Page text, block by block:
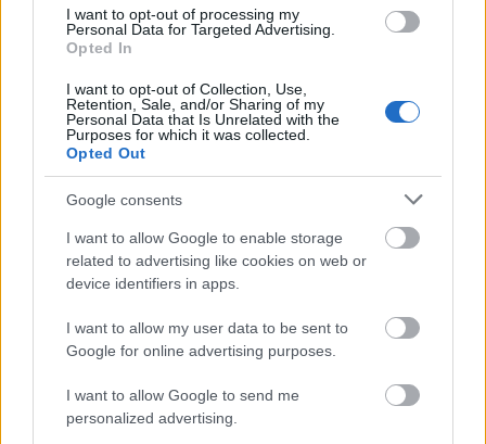
I want to opt-out of processing my
Personal Data for Targeted Advertising.
Opted In
I want to opt-out of Collection, Use,
Retention, Sale, and/or Sharing of my
Personal Data that Is Unrelated with the
Purposes for which it was collected.
Opted Out
Google consents
I want to allow Google to enable storage
related to advertising like cookies on web or
device identifiers in apps.
I want to allow my user data to be sent to
Google for online advertising purposes.
I want to allow Google to send me
personalized advertising.
Η Πρωτομαγιά του 2026 χαρακτηρίζεται από τα
συνδικάτα ως ημέρα:
Μνήμης των εργατικών αγώνων
Σύγχρονης διεκδίκησης για αξιοπρεπείς
συνθήκες εργασίας
Αντίδρασης στις οικονομικές και κοινωνικές
πιέσεις
Η συμμετοχή αναμένεται να είναι μαζική, με
απεργιακές συγκεντρώσεις σε πολλές πόλεις της
χώρας.